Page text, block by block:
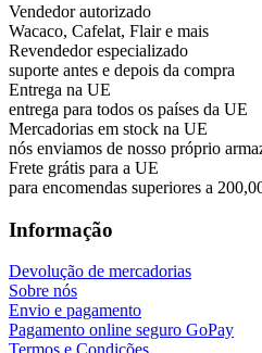
Vendedor autorizado
Wacaco, Cafelat, Flair e mais
Revendedor especializado
suporte antes e depois da compra
Entrega na UE
entrega para todos os países da UE
Mercadorias em stock na UE
nós enviamos de nosso próprio
Frete grátis para a UE
para encomendas superiores a
Informação
Devolução de mercadorias
Sobre nós
Envio e pagamento
Pagamento online seguro GoPay